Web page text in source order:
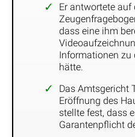
Er antwortete auf
dass eine ihm
Informationen zu
hätte.
Das Amtsgericht
Eröffnung des
stellte fest, dass
Garantenpflicht